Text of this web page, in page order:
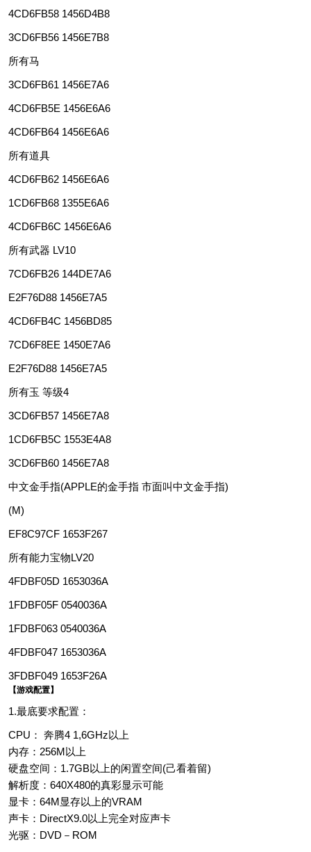
4CD6FB58 1456D4B8
3CD6FB56 1456E7B8
所有马
3CD6FB61 1456E7A6
4CD6FB5E 1456E6A6
4CD6FB64 1456E6A6
所有道具
4CD6FB62 1456E6A6
1CD6FB68 1355E6A6
4CD6FB6C 1456E6A6
所有武器 LV10
7CD6FB26 144DE7A6
E2F76D88 1456E7A5
4CD6FB4C 1456BD85
7CD6F8EE 1450E7A6
E2F76D88 1456E7A5
所有玉 等级4
3CD6FB57 1456E7A8
1CD6FB5C 1553E4A8
3CD6FB60 1456E7A8
中文金手指(APPLE的金手指 市面叫中文金手指)
(M)
EF8C97CF 1653F267
所有能力宝物LV20
4FDBF05D 1653036A
1FDBF05F 0540036A
1FDBF063 0540036A
4FDBF047 1653036A
3FDBF049 1653F26A
【游戏配置】
1.最底要求配置：
CPU： 奔腾4 1,6GHz以上
内存：256M以上
硬盘空间：1.7GB以上的闲置空间(己看着留)
解析度：640X480的真彩显示可能
显卡：64M显存以上的VRAM
声卡：DirectX9.0以上完全对应声卡
光驱：DVD－ROM